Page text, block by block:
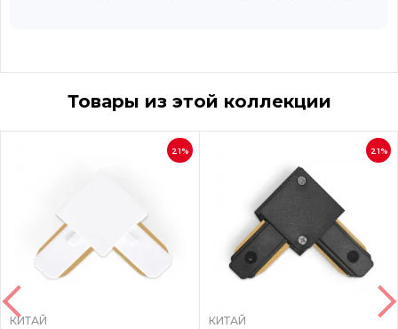
Товары из этой коллекции
21%
КИТАЙ
21%
КИТАЙ